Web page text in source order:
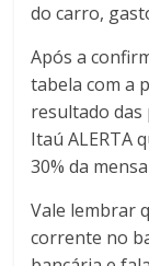
do carro,
Após a
tabela com a
resultado das
Itaú ALERTA
30% da
Vale lembrar
corrente no